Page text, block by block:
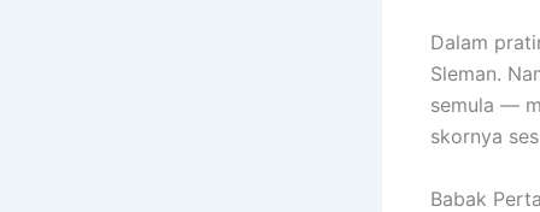
Dalam
Sleman.
semula —
skornya
Babak